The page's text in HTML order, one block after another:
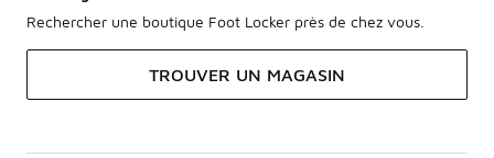
Rechercher une boutique Foot Locker près de chez vous.
TROUVER UN MAGASIN